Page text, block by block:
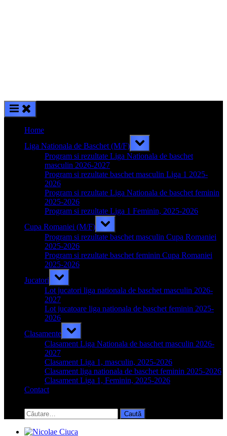
Home
Liga Nationala de Baschet (M/F)
Toggle
sub-
menu
Program si rezultate Liga Nationala de baschet
masculin 2026-2027
Program si rezultate baschet masculin Liga 1 2025-
2026
Program si rezultate Liga Nationala de baschet feminin
2025-2026
Program si rezultate Liga 1 Feminin, 2025-2026
Cupa Romaniei (M/F)
Toggle
sub-
menu
Program si rezultate baschet masculin Cupa Romaniei
2025-2026
Program si rezultate baschet feminin Cupa Romaniei
2025-2026
Jucatori
Toggle
sub-
menu
Lot jucatori liga nationala de baschet masculin 2026-
2027
Lot jucatoare liga nationala de baschet feminin 2025-
2026
Clasamente
Toggle
sub-
menu
Clasament Liga Nationala de baschet masculin 2026-
2027
Clasament Liga 1, masculin, 2025-2026
Clasament liga nationala de baschet feminin 2025-2026
Clasament Liga 1, Feminin, 2025-2026
Contact
search
form
Caută
după: